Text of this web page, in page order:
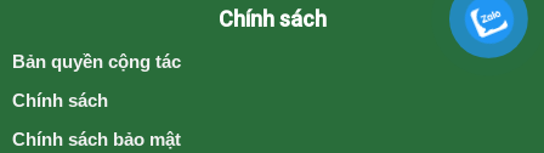
Chính sách
Bản quyền cộng tác
Chính sách
Chính sách bảo mật